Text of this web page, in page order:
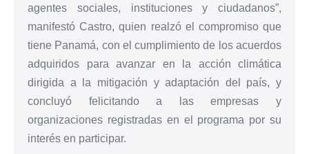
agentes sociales, instituciones y ciudadanos”,
manifestó Castro, quien realzó el compromiso que
tiene Panamá, con el cumplimiento de los acuerdos
adquiridos para avanzar en la acción climática
dirigida a la mitigación y adaptación del país, y
concluyó felicitando a las empresas y
organizaciones registradas en el programa por su
interés en participar.